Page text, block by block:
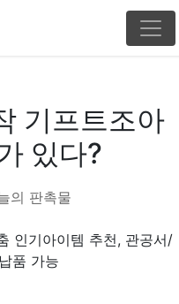
기프트조아
있다?
인기아이템 추천, 관공서/
품 가능